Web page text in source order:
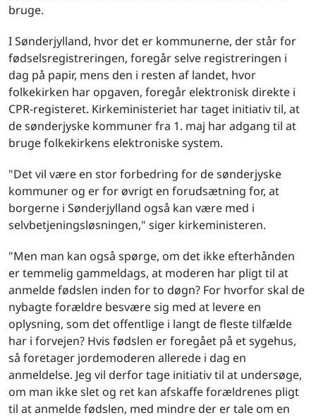
bruge.
I Sønderjylland, hvor det er kommunerne, der står for
fødselsregistreringen, foregår selve registreringen i
dag på papir, mens den i resten af landet, hvor
folkekirken har opgaven, foregår elektronisk direkte i
CPR-registeret. Kirkeministeriet har taget initiativ til, at
de sønderjyske kommuner fra 1. maj har adgang til at
bruge folkekirkens elektroniske system.
"Det vil være en stor forbedring for de sønderjyske
kommuner og er for øvrigt en forudsætning for, at
borgerne i Sønderjylland også kan være med i
selvbetjeningsløsningen," siger kirkeministeren.
"Men man kan også spørge, om det ikke efterhånden
er temmelig gammeldags, at moderen har pligt til at
anmelde fødslen inden for to døgn? For hvorfor skal de
nybagte forældre besvære sig med at levere en
oplysning, som det offentlige i langt de fleste tilfælde
har i forvejen? Hvis fødslen er foregået på et sygehus,
så foretager jordemoderen allerede i dag en
anmeldelse. Jeg vil derfor tage initiativ til at undersøge,
om man ikke slet og ret kan afskaffe forældrenes pligt
til at anmelde fødslen, med mindre der er tale om en